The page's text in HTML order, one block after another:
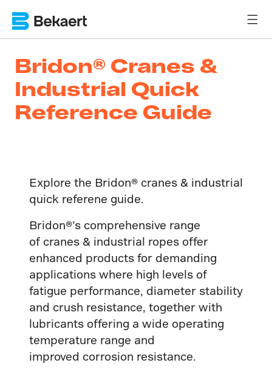
Bridon® Cranes &
Industrial Quick
Reference Guide
Explore the Bridon® cranes & industrial
quick referene guide.
Bridon®’s comprehensive range
of cranes & industrial ropes offer
enhanced products for demanding
applications where high levels of
fatigue performance, diameter stability
and crush resistance, together with
lubricants offering a wide operating
temperature range and
improved corrosion resistance.